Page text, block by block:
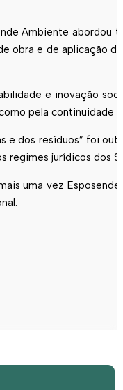
Ambiente
obra e de aplicação
e inovação
pela continuidade
e dos resíduos” foi
regimes jurídicos dos
uma vez